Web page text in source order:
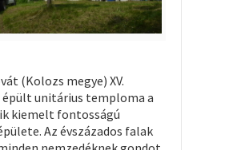
(Kolozs megye) XV.
épült unitárius temploma a
kiemelt fontosságú
Az évszázados falak